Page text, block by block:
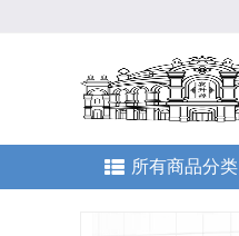
所有商品分类